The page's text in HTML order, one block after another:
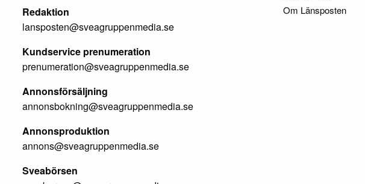
Redaktion
lansposten@sveagruppenmedia.se
Kundservice prenumeration
prenumeration@sveagruppenmedia.se
Annonsförsäljning
annonsbokning@sveagruppenmedia.se
Annonsproduktion
annons@sveagruppenmedia.se
Sveabörsen
Om Länsposten